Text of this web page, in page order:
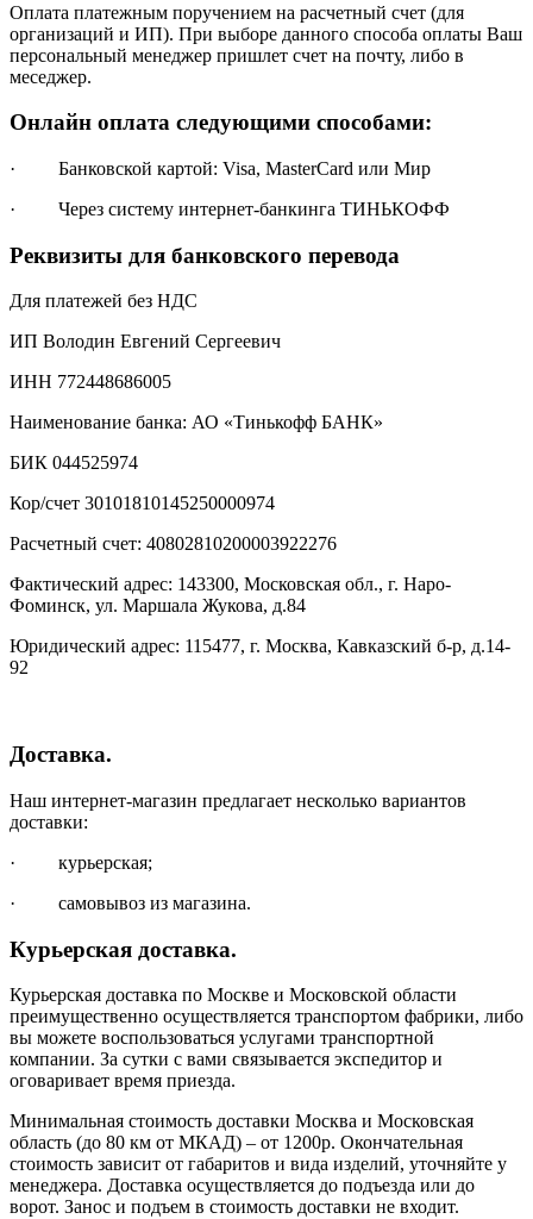
Оплата платежным поручением на расчетный счет (для
организаций и ИП). При выборе данного способа оплаты Ваш
персональный менеджер пришлет счет на почту, либо в
меседжер.
Онлайн оплата следующими способами:
· Банковской картой: Visa, MasterCard или Мир
· Через систему интернет-банкинга ТИНЬКОФФ
Реквизиты для банковского перевода
Для платежей без НДС
ИП Володин Евгений Сергеевич
ИНН 772448686005
Наименование банка: АО «Тинькофф БАНК»
БИК 044525974
Кор/счет 30101810145250000974
Расчетный счет: 40802810200003922276
Фактический адрес: 143300, Московская обл., г. Наро-
Фоминск, ул. Маршала Жукова, д.84
Юридический адрес: 115477, г. Москва, Кавказский б-р, д.14-
92
Доставка.
Наш интернет-магазин предлагает несколько вариантов
доставки:
· курьерская;
· самовывоз из магазина.
Курьерская доставка.
Курьерская доставка по Москве и Московской области
преимущественно осуществляется транспортом фабрики, либо
вы можете воспользоваться услугами транспортной
компании. За сутки с вами связывается экспедитор и
оговаривает время приезда.
Минимальная стоимость доставки Москва и Московская
область (до 80 км от МКАД) – от 1200р. Окончательная
стоимость зависит от габаритов и вида изделий, уточняйте у
менеджера. Доставка осуществляется до подъезда или до
ворот. Занос и подъем в стоимость доставки не входит.